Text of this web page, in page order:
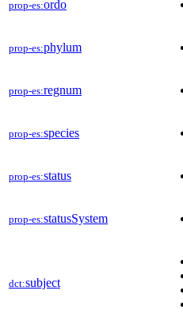
prop-es:ordo
prop-es:phylum
prop-es:regnum
prop-es:species
prop-es:status
prop-es:statusSystem
dct:subject